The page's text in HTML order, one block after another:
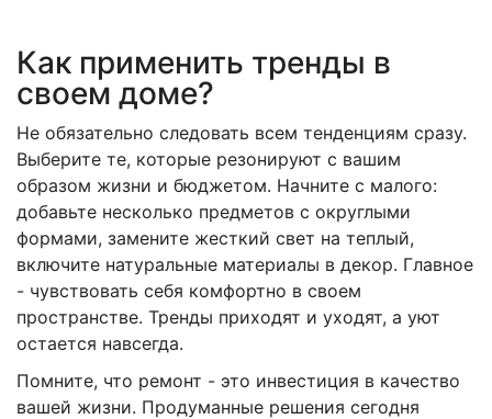
Как применить тренды в
своем доме?
Не обязательно следовать всем тенденциям сразу.
Выберите те, которые резонируют с вашим
образом жизни и бюджетом. Начните с малого:
добавьте несколько предметов с округлыми
формами, замените жесткий свет на теплый,
включите натуральные материалы в декор. Главное
- чувствовать себя комфортно в своем
пространстве. Тренды приходят и уходят, а уют
остается навсегда.
Помните, что ремонт - это инвестиция в качество
вашей жизни. Продуманные решения сегодня